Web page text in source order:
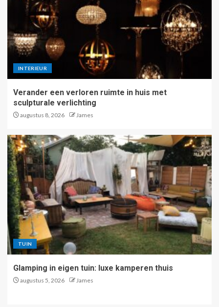
INTERIEUR
Verander een verloren ruimte in huis met
sculpturale verlichting
augustus 8, 2026 James
TUIN
Glamping in eigen tuin: luxe kamperen thuis
augustus 5, 2026 James